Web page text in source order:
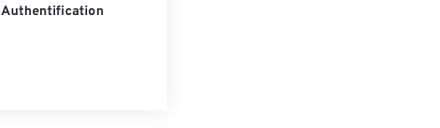
Authentification